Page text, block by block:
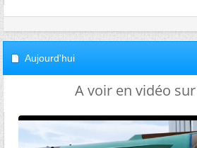
Aujourd'hui
A voir en vidéo